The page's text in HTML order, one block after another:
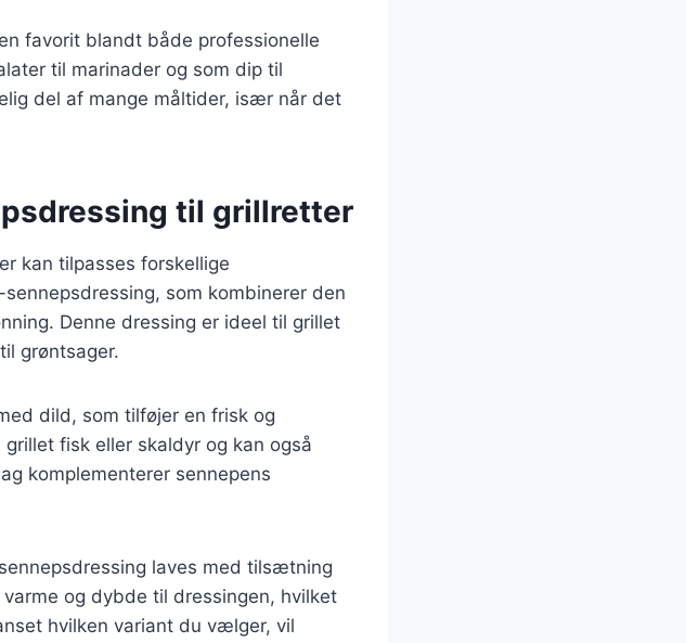
favorit blandt både professionelle
til marinader og som dip til
del af mange måltider, især når det
til grillretter
kan tilpasses forskellige
som kombinerer den
Denne dressing er ideel til grillet
grøntsager.
dild, som tilføjer en frisk og
fisk eller skaldyr og kan også
komplementerer sennepens
laves med tilsætning
og dybde til dressingen, hvilket
hvilken variant du vælger, vil